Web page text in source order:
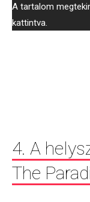
A tartalom
kattintva.
4. A
The